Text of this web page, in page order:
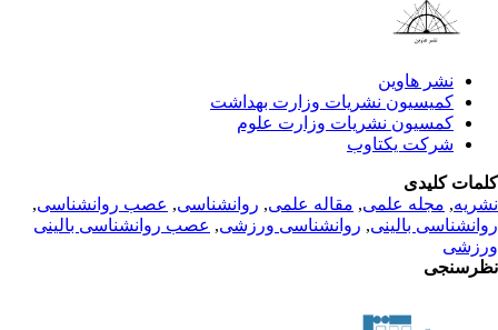
نشر هاوین
کمیسیون نشریات وزارت بهداشت
کمسیون نشریات وزارت علوم
شرکت یکتاوب
کلیدی
,مجله علمی, مقاله علمی, روانشناسی, عصب روانشناسی,
بالینی, روانشناسی ورزشی, عصب روانشناسی بالینی